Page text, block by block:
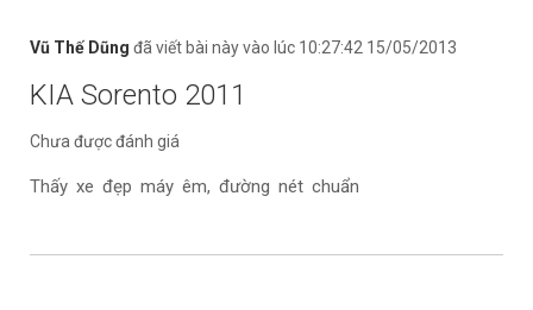
Vũ Thế Dũng đã viết bài này vào lúc 10:27:42 15/05/2013
KIA Sorento 2011
Chưa được đánh giá
Thấy xe đẹp máy êm, đường nét chuẩn